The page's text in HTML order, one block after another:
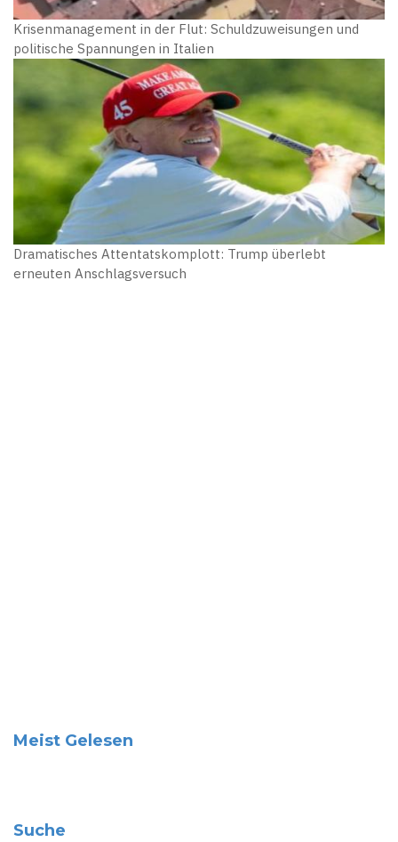
Krisenmanagement in der Flut: Schuldzuweisungen und
politische Spannungen in Italien
Dramatisches Attentatskomplott: Trump überlebt
erneuten Anschlagsversuch
Meist Gelesen
Suche